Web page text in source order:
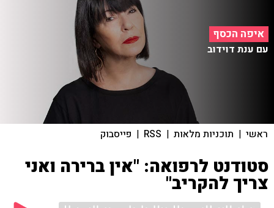
איפה הכסף
עם ענת דוידוב
ראשי | תוכניות מלאות |
RSS
| פייסבוק
סטודנט לרפואה: "אין ברירה ואני
צריך להקריב"